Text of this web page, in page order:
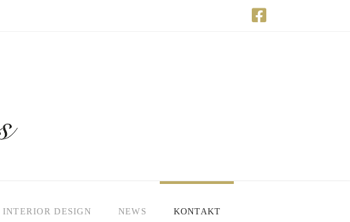
INTERIOR DESIGN NEWS KONTAKT